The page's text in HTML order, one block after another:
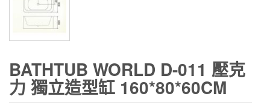
BATHTUB WORLD D-011 壓克
力 獨立造型缸 160*80*60CM